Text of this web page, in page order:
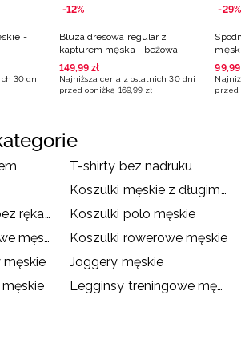
-
30 dni
-12%
Bluza dresowa regular z
kapturem męska - beżowa
149,99 zł
Najniższa cena z ostatnich 30 dni
przed obniżką 169,99 zł
-29%
99,99
przed
T-shirty bez nadruku
Koszulki męskie z długim rękawem
Koszulki męskie bez rękawów
Koszulki polo męskie
Koszulki treningowe męskie
Koszulki rowerowe męskie
męskie
Joggery męskie
Legginsy treningowe męskie